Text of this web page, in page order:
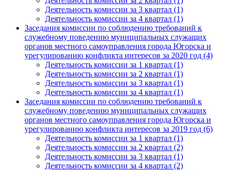
Деятельность комиссии за 3 квартал (1)
Деятельность комиссии за 4 квартал (1)
Заседания комиссии по соблюдению требований к
служебному поведению муниципальных служащих
органов местного самоуправления города Югорска и
урегулированию конфликта интересов за 2020 год (4)
Деятельность комиссии за 1 квартал (1)
Деятельность комиссии за 2 квартал (1)
Деятельность комиссии за 3 квартал (1)
Деятельность комиссии за 4 квартал (1)
Заседания комиссии по соблюдению требований к
служебному поведению муниципальных служащих
органов местного самоуправления города Югорска и
урегулированию конфликта интересов за 2019 год (6)
Деятельность комиссии за 1 квартал (1)
Деятельность комиссии за 2 квартал (2)
Деятельность комиссии за 3 квартал (1)
Деятельность комиссии за 4 квартал (2)